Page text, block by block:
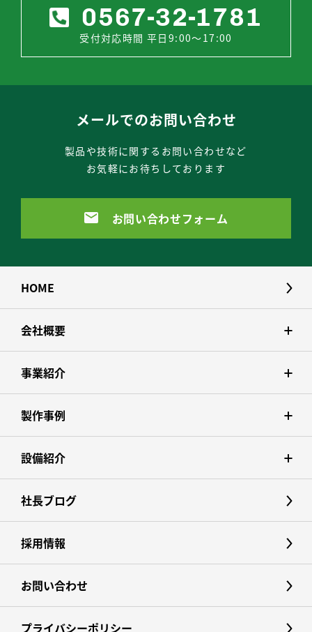
0567-32-1781
受付対応時間 平日9:00～17:00
メールでのお問い合わせ
製品や技術に関するお問い合わせなど
お気軽にお待ちしております
お問い合わせフォーム
HOME
会社概要
事業紹介
製作事例
設備紹介
社長ブログ
採用情報
お問い合わせ
プライバシーポリシー